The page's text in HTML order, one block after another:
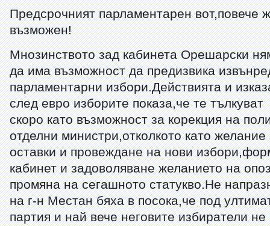
Предсрочният парламентарен вот,повече
възможен!
Мнозинството зад кабинета Орешарски
да има възможност да предизвика
парламентарни избори.Действията и
след евро изборите показа,че те
скоро като възможност за корекция на
отделни министри,отколкото като
оставки и провеждане на нови
кабинет и задоволяване желанието на
промяна на сегашното статукво.Не
на г-н Местан бяха в посока,че под
партия и най вече неговите избиратели